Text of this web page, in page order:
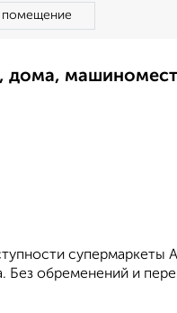
помещение
дома,
Без обременений и